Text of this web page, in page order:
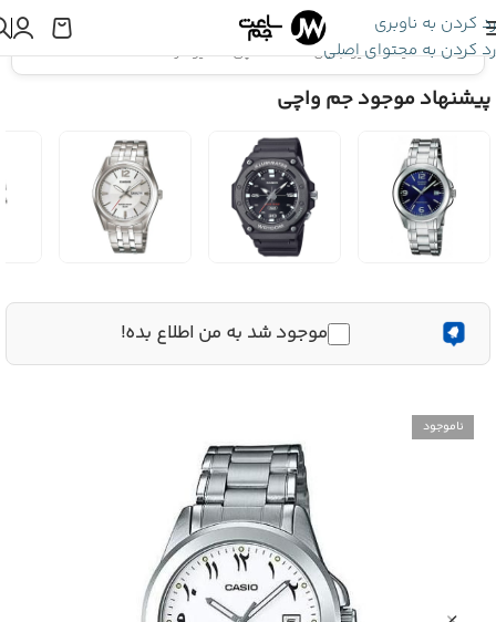
رد کردن به ناوبری
رد کردن به محتوای اصلی
اینجا هستید:کاسیو جنرال»ساعت مچی کاسیو مردانه Casio MTP-1215A-7B3
پیشنهاد موجود جم واچی
موجود شد به من اطلاع بده!
ناموجود